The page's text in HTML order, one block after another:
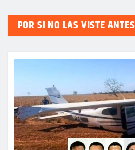
POR SI NO LAS VISTE ANTES